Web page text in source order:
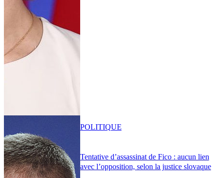
Tentative d’assassinat de Fico : aucun lien
avec l’opposition, selon la justice slovaque
POLITIQUE